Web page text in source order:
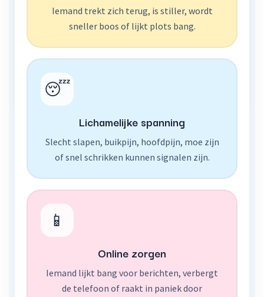
Iemand trekt zich terug, is stiller, wordt
sneller boos of lijkt plots bang.
😴
Lichamelijke spanning
Slecht slapen, buikpijn, hoofdpijn, moe zijn
of snel schrikken kunnen signalen zijn.
📱
Online zorgen
Iemand lijkt bang voor berichten, verbergt
de telefoon of raakt in paniek door